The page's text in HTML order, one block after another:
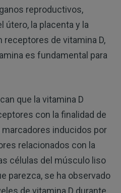
reproductivos,
útero, la placenta y la
receptores de vitamina D,
es fundamental para
que la vitamina D
con la finalidad de
inducidos por
relacionados con la
células del músculo liso
parezca, se ha observado
de vitamina D durante